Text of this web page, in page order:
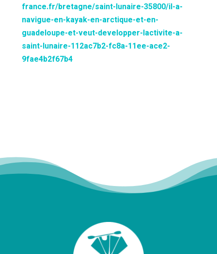
france.fr/bretagne/saint-lunaire-35800/il-a-
navigue-en-kayak-en-arctique-et-en-
guadeloupe-et-veut-developper-lactivite-a-
saint-lunaire-112ac7b2-fc8a-11ee-ace2-
9fae4b2f67b4